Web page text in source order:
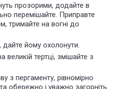
прозорими, додайте в
перемішайте. Приправте
тримайте на вогні до
йому охолонути.
великій тертці, змішайте з
з пергаменту, рівномірно
обережно і уважно загорніть